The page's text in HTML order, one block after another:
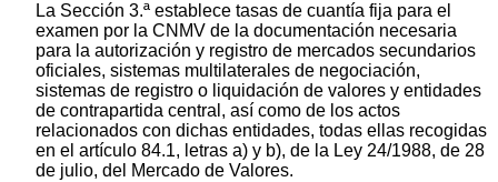
La Sección 3.ª establece tasas de cuantía fija para el
examen por la CNMV de la documentación necesaria
para la autorización y registro de mercados secundarios
oficiales, sistemas multilaterales de negociación,
sistemas de registro o liquidación de valores y entidades
de contrapartida central, así como de los actos
relacionados con dichas entidades, todas ellas recogidas
en el artículo 84.1, letras a) y b), de la Ley 24/1988, de 28
de julio, del Mercado de Valores.